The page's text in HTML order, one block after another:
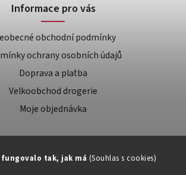
tak, jak má (Souhlas s cookies)
Informace pro vás
obchodní podmínky
ochrany osobních údajů
Doprava a platba
Velkoobchod drogerie
Moje objednávka